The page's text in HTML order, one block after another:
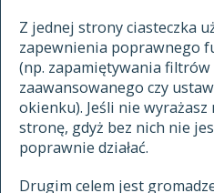
Z jednej strony ciasteczka
zapewnienia poprawnego
(np. zapamiętywania
zaawansowanego czy
okienku). Jeśli nie
stronę, gdyż bez nich nie
poprawnie działać.
Drugim celem jest
autorzy tekstów źródłowych
zasady opracowania
statystyki
najnowsze hasła
ostatnio zmodyfikowane hasła
materiały archiwalne
XVII I
znajdź
zaczynające się od